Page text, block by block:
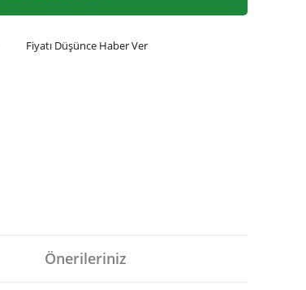
Fiyatı Düşünce Haber Ver
Önerileriniz